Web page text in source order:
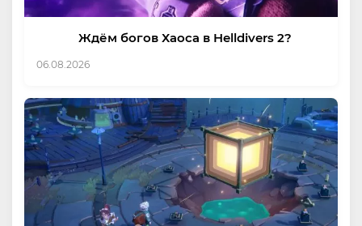
Ждём богов Хаоса в Helldivers 2?
06.08.2026